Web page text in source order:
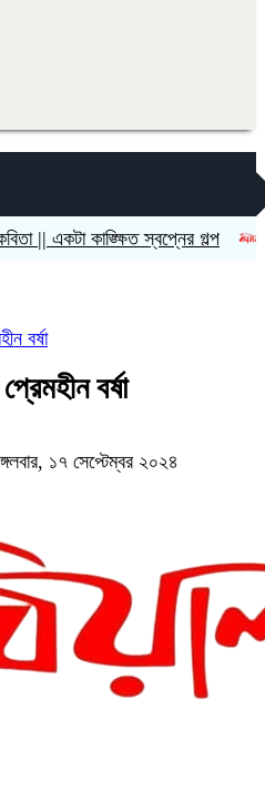
কাঙ্ক্ষিত স্বপ্নের গল্প রীতি
বর্ষা
বর্ষা
১৭ সেপ্টেম্বর ২০২৪